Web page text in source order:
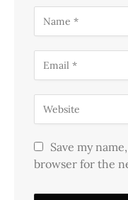
Save my
browser for the